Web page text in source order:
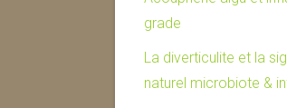
grade
La diverticulite et la
naturel microbiote &